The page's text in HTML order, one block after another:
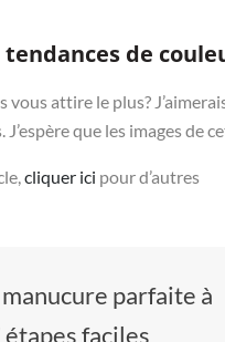
de
vous attire le plus?
que les images de
cliquer ici pour d’autres
parfaite à
faciles